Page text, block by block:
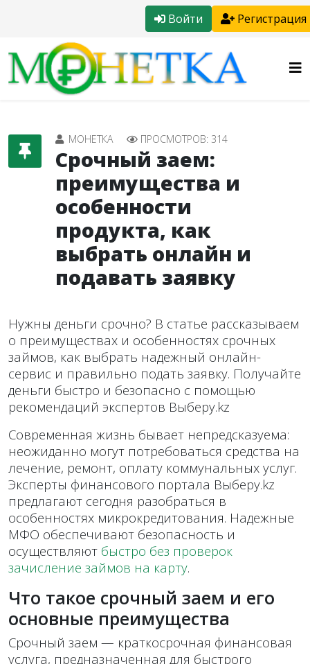
Войти Регистрация
МОНЕТКА ПРОСМОТРОВ: 314
Срочный заем:
преимущества и
особенности
продукта, как
выбрать онлайн и
подавать заявку
Нужны деньги срочно? В статье рассказываем
о преимуществах и особенностях срочных
займов, как выбрать надежный онлайн-
сервис и правильно подать заявку. Получайте
деньги быстро и безопасно с помощью
рекомендаций экспертов Выберу.kz
Современная жизнь бывает непредсказуема:
неожиданно могут потребоваться средства на
лечение, ремонт, оплату коммунальных услуг.
Эксперты финансового портала Выберу.kz
предлагают сегодня разобраться в
особенностях микрокредитования. Надежные
МФО обеспечивают безопасность и
осуществляют быстро без проверок
зачисление займов на карту.
Что такое срочный заем и его
основные преимущества
Срочный заем — краткосрочная финансовая
услуга, предназначенная для быстрого